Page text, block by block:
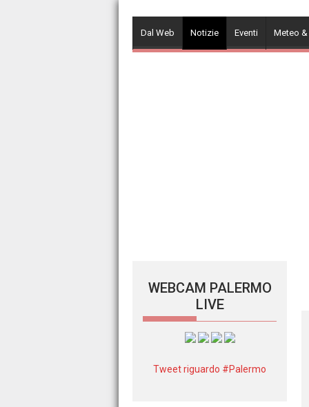
contentDal Web Notizie Eventi Meteo
WEBCAM PALERMO
LIVE
Tweet riguardo #Palermo